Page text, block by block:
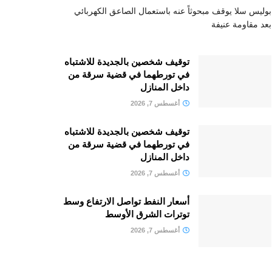
بوليس سلا يوقف مبحوثاً عنه باستعمال الصاعق الكهربائي
بعد مقاومة عنيفة
توقيف شخصين بالجديدة للاشتباه
في تورطهما في قضية سرقة من
داخل المنازل
أغسطس 7, 2026
توقيف شخصين بالجديدة للاشتباه
في تورطهما في قضية سرقة من
داخل المنازل
أغسطس 7, 2026
أسعار النفط تواصل الارتفاع وسط
توترات الشرق الأوسط
أغسطس 7, 2026